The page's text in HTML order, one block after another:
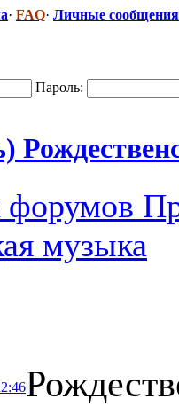
· FAQ· Личные сообщения
Пароль:
музыка